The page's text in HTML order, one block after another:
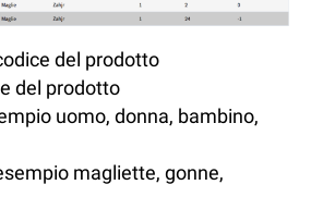
del prodotto
del prodotto
uomo, donna, bambino,
magliette, gonne,